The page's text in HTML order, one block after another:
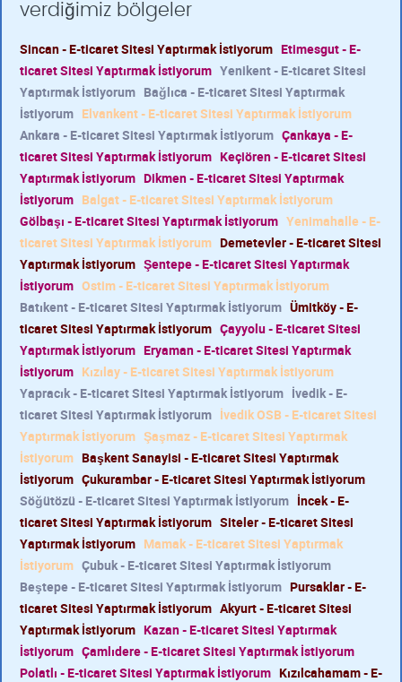
verdiğimiz bölgeler
Sincan - E-ticaret Sitesi Yaptırmak İstiyorum Etimesgut - E-
ticaret Sitesi Yaptırmak İstiyorum Yenikent - E-ticaret Sitesi
Yaptırmak İstiyorum Bağlıca - E-ticaret Sitesi Yaptırmak
İstiyorum Elvankent - E-ticaret Sitesi Yaptırmak İstiyorum
Ankara - E-ticaret Sitesi Yaptırmak İstiyorum Çankaya - E-
ticaret Sitesi Yaptırmak İstiyorum Keçiören - E-ticaret Sitesi
Yaptırmak İstiyorum Dikmen - E-ticaret Sitesi Yaptırmak
İstiyorum Balgat - E-ticaret Sitesi Yaptırmak İstiyorum
Gölbaşı - E-ticaret Sitesi Yaptırmak İstiyorum Yenimahalle - E-
ticaret Sitesi Yaptırmak İstiyorum Demetevler - E-ticaret Sitesi
Yaptırmak İstiyorum Şentepe - E-ticaret Sitesi Yaptırmak
İstiyorum Ostim - E-ticaret Sitesi Yaptırmak İstiyorum
Batıkent - E-ticaret Sitesi Yaptırmak İstiyorum Ümitköy - E-
ticaret Sitesi Yaptırmak İstiyorum Çayyolu - E-ticaret Sitesi
Yaptırmak İstiyorum Eryaman - E-ticaret Sitesi Yaptırmak
İstiyorum Kızılay - E-ticaret Sitesi Yaptırmak İstiyorum
Yapracık - E-ticaret Sitesi Yaptırmak İstiyorum İvedik - E-
ticaret Sitesi Yaptırmak İstiyorum İvedik OSB - E-ticaret Sitesi
Yaptırmak İstiyorum Şaşmaz - E-ticaret Sitesi Yaptırmak
İstiyorum Başkent Sanayisi - E-ticaret Sitesi Yaptırmak
İstiyorum Çukurambar - E-ticaret Sitesi Yaptırmak İstiyorum
Söğütözü - E-ticaret Sitesi Yaptırmak İstiyorum İncek - E-
ticaret Sitesi Yaptırmak İstiyorum Siteler - E-ticaret Sitesi
Yaptırmak İstiyorum Mamak - E-ticaret Sitesi Yaptırmak
İstiyorum Çubuk - E-ticaret Sitesi Yaptırmak İstiyorum
Beştepe - E-ticaret Sitesi Yaptırmak İstiyorum Pursaklar - E-
ticaret Sitesi Yaptırmak İstiyorum Akyurt - E-ticaret Sitesi
Yaptırmak İstiyorum Kazan - E-ticaret Sitesi Yaptırmak
İstiyorum Çamlıdere - E-ticaret Sitesi Yaptırmak İstiyorum
Polatlı - E-ticaret Sitesi Yaptırmak İstiyorum Kızılcahamam - E-